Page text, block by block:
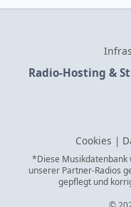
Radio-Hosting &
Cookies |
*Diese Musikdatenbank
unserer Partner-Radios
gepflegt und